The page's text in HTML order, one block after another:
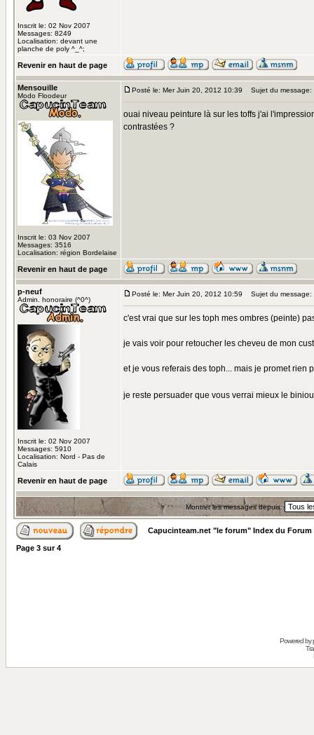
Inscrit le: 02 Nov 2007
Messages: 8249
Localisation: devant une
planche de poly ^_^;
Revenir en haut de page
Mensouille
Modo Floodeur
Inscrit le: 03 Nov 2007
Messages: 3516
Localisation: région Bordelaise
Posté le: Mer Juin 20, 2012 10:39 Sujet du message:
ouai niveau peinture là sur les toffs j'ai
contrastées ?
Revenir en haut de page
p-neuf
Admin. honoraire (^0^)
Inscrit le: 02 Nov 2007
Messages: 5910
Localisation: Nord - Pas de
Calais
Posté le: Mer Juin 20, 2012 10:59 Sujet du message:
c'est vrai que sur les toph mes ombres (peinte)
je vais voir pour retoucher les cheveu de mon
et je vous referais des toph... mais je promet rien
je reste persuader que vous verrai mieux le
Revenir en haut de page
Montrer les messages depuis:
Capucinteam.net "le forum" Index du Forum
Page 3 sur4
Powered by